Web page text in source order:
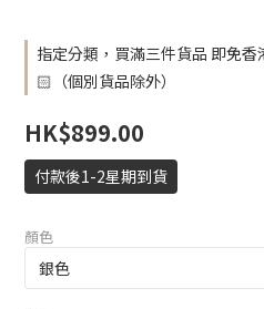
指定分類，買滿三件貨品 即免
🏻（個別貨品除外）
HK$899.00
付款後1-2星期到貨
顏色